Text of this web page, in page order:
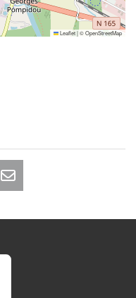
Leaflet|©OpenStreetMap